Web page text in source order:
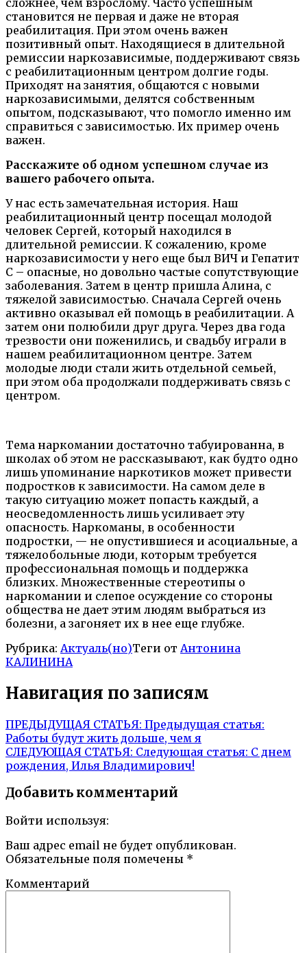
становится не первая и даже не вторая
реабилитация. При этом очень важен
позитивный опыт. Находящиеся в длительной
ремиссии наркозависимые, поддерживают связь
с реабилитационным центром долгие годы.
Приходят на занятия, общаются с новыми
наркозависимыми, делятся собственным
опытом, подсказывают, что помогло именно им
справиться с зависимостью. Их пример очень
важен.
Расскажите об одном успешном случае из
вашего рабочего опыта.
У нас есть замечательная история. Наш
реабилитационный центр посещал молодой
человек Сергей, который находился в
длительной ремиссии. К сожалению, кроме
наркозависимости у него еще был ВИЧ и Гепатит
С – опасные, но довольно частые сопутствующие
заболевания. Затем в центр пришла Алина, с
тяжелой зависимостью. Сначала Сергей очень
активно оказывал ей помощь в реабилитации. А
затем они полюбили друг друга. Через два года
трезвости они поженились, и свадьбу играли в
нашем реабилитационном центре. Затем
молодые люди стали жить отдельной семьей,
при этом оба продолжали поддерживать связь с
центром.
Тема наркомании достаточно табуированна, в
школах об этом не рассказывают, как будто одно
лишь упоминание наркотиков может привести
подростков к зависимости. На самом деле в
такую ситуацию может попасть каждый, а
неосведомленность лишь усиливает эту
опасность. Наркоманы, в особенности
подростки, — не опустившиеся и асоциальные, а
тяжелобольные люди, которым требуется
профессиональная помощь и поддержка
близких. Множественные стереотипы о
наркомании и слепое осуждение со стороны
общества не дает этим людям выбраться из
болезни, а загоняет их в нее еще глубже.
Рубрика: Актуаль(но)Теги от Антонина
КАЛИНИНА
Навигация по записям
ПРЕДЫДУЩАЯ СТАТЬЯ: Предыдущая статья:
Работы будут жить дольше, чем я
СЛЕДУЮЩАЯ СТАТЬЯ: Следующая статья: С днем
рождения, Илья Владимирович!
Добавить комментарий
Войти используя:
Ваш адрес email не будет опубликован.
Обязательные поля помечены *
Комментарий